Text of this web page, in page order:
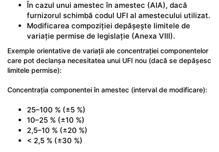
În cazul unui amestec în amestec (AIA), dacă
furnizorul schimbă codul UFI al amestecului utilizat.
Modificarea compoziției depășește limitele de
variație permise de legislație (Anexa VIII).
Exemple orientative de variații ale concentrației componentelor
care pot declanșa necesitatea unui UFI nou (dacă se depășesc
limitele permise):
Concentrația componentei în amestec (interval de modificare):
25–100 % (±5 %)
10–25 % (±10 %)
2,5–10 % (±20 %)
< 2,5 % (±30 %)